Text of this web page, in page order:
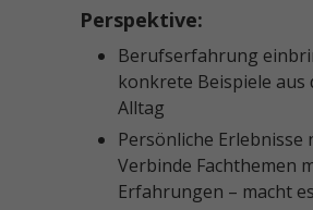
Perspektive:
Berufserfahrung
konkrete Beispiele aus
Alltag
Persönliche Erlebnisse
Verbinde Fachthemen
Erfahrungen – macht